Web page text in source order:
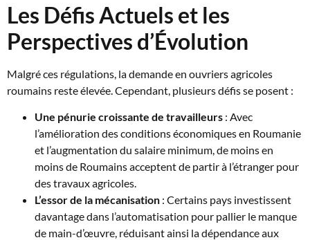
Les Défis Actuels et les
Perspectives d’Évolution
Malgré ces régulations, la demande en ouvriers agricoles
roumains reste élevée. Cependant, plusieurs défis se posent :
Une pénurie croissante de travailleurs : Avec
l’amélioration des conditions économiques en Roumanie
et l’augmentation du salaire minimum, de moins en
moins de Roumains acceptent de partir à l’étranger pour
des travaux agricoles.
L’essor de la mécanisation : Certains pays investissent
davantage dans l’automatisation pour pallier le manque
de main-d’œuvre, réduisant ainsi la dépendance aux